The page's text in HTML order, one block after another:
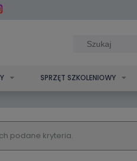
SPRZĘT SZKOLENIOWY
podane kryteria.